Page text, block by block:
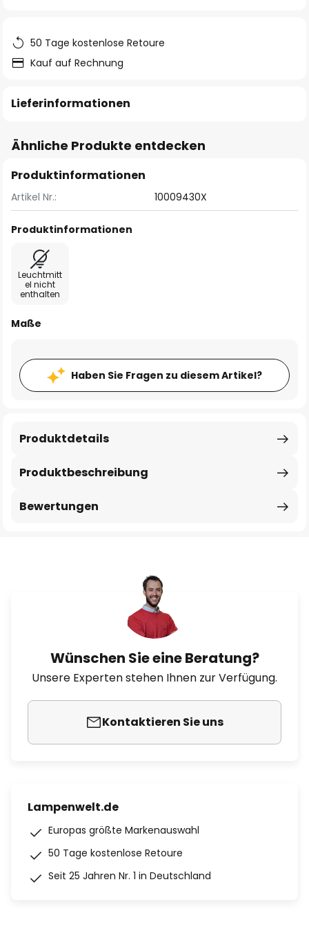
50 Tage kostenlose Retoure
Kauf auf Rechnung
Lieferinformationen
Ähnliche Produkte entdecken
Produktinformationen
Artikel Nr.: 10009430X
Produktinformationen
Leuchtmitt
el nicht
enthalten
Maße
Haben Sie Fragen zu diesem Artikel?
Produktbeschreibung
Produktdetails
Bewertungen
Wünschen Sie eine Beratung?
Unsere Experten stehen Ihnen zur Verfügung.
Kontaktieren Sie uns
Lampenwelt.de
Europas größte Markenauswahl
50 Tage kostenlose Retoure
Seit 25 Jahren Nr. 1 in Deutschland